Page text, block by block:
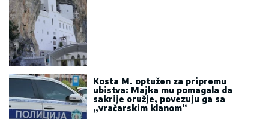
Kosta M. optužen za pripremu
ubistva: Majka mu pomagala da
sakrije oružje, povezuju ga sa
„vračarskim klanom“